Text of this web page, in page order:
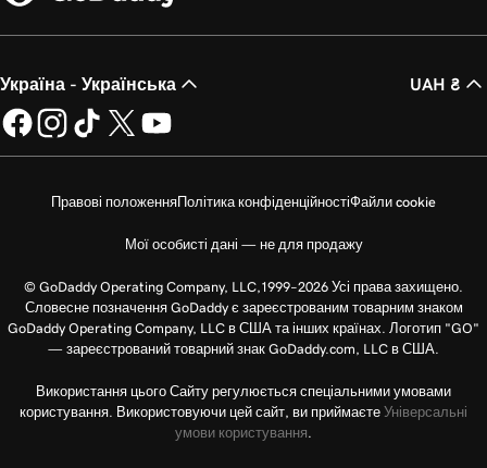
Україна - Українська UAH ₴
Правові положенняПолітика конфіденційностіФайли cookie
Мої особисті дані — не для продажу
© GoDaddy Operating Company, LLC,1999–2026 Усі права захищено.
Словесне позначення GoDaddy є зареєстрованим товарним знаком
GoDaddy Operating Company, LLC в США та інших країнах. Логотип "GO"
— зареєстрований товарний знак GoDaddy.com, LLC в США.
Використання цього Сайту регулюється спеціальними умовами
користування. Використовуючи цей сайт, ви приймаєте Універсальні
умови користування.